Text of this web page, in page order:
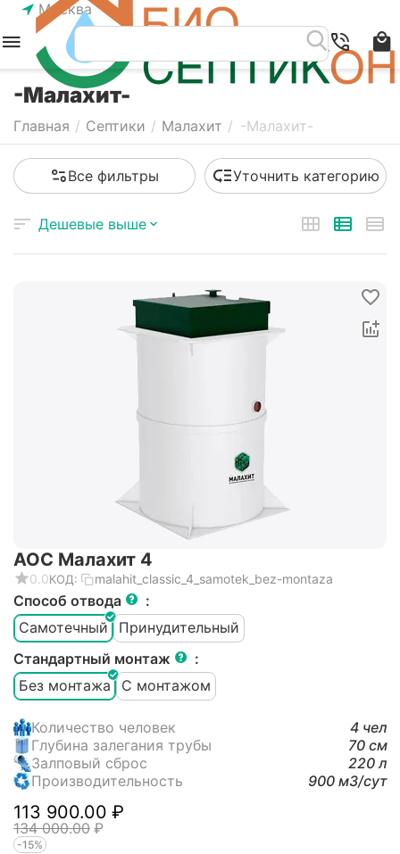
Москва
-Малахит-
Главная / Септики / Малахит / -Малахит-
Все фильтры Уточнить категорию
Дешевые выше
АОС Малахит 4
0.0КОД: malahit_classic_4_samotek_bez-montaza
Способ отвода
:
Самотечный
Принудительный
Стандартный монтаж
:
Без монтажа
С монтажом
Количество человек
4 чел
Глубина залегания трубы
70 см
Залповый сброс
220 л
Производительность
900 м3/cут
113 900.00 ₽
134 000.00 ₽
-15%